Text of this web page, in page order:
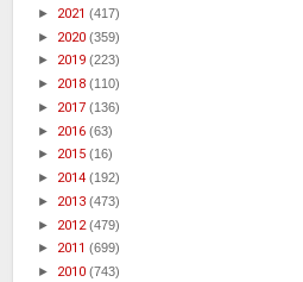
► 2021 (417)
► 2020 (359)
► 2019 (223)
► 2018 (110)
► 2017 (136)
► 2016 (63)
► 2015 (16)
► 2014 (192)
► 2013 (473)
► 2012 (479)
► 2011 (699)
► 2010 (743)